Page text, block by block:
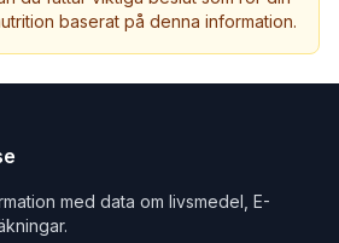
baserat på denna information.
med data om livsmedel, E-